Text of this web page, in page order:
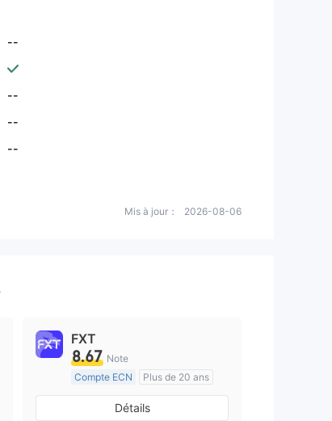
--
--
--
--
Mis à jour： 2026-08-06
FXT
8.67 Note
Compte ECN
Plus de 20 ans
Réglementation de Australie
Market Making (MM)
Détails